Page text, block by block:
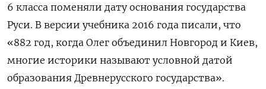
6 класса поменяли дату основания государства
Руси. В версии учебника 2016 года писали, что
«882 год, когда Олег объединил Новгород и Киев,
многие историки называют условной датой
образования Древнерусского государства».